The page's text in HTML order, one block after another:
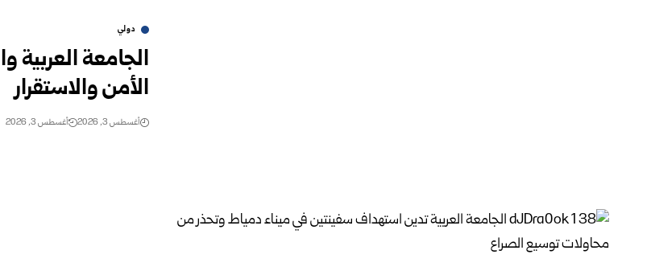
دولي
الجامعة العربية
الأمن والاستقرار
أغسطس 3, 2026 أغسطس 3, 2026